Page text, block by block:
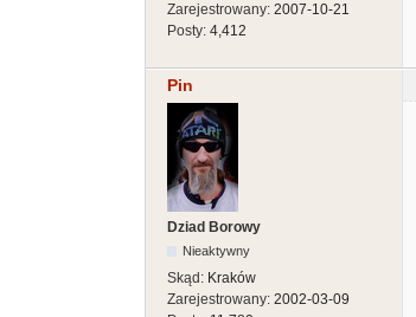
Zarejestrowany: 2007-10-21
Posty: 4,412
Pin
Dziad Borowy
Nieaktywny
Skąd: Kraków
Zarejestrowany: 2002-03-09